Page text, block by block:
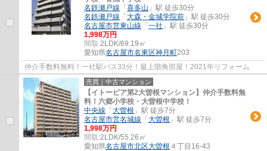
名鉄瀬戸線 「 喜多山 」駅 徒歩30分
名鉄瀬戸線 「 大森・金城学院前 」駅 徒歩30分
名古屋市営東山線 「 一社 」駅 徒歩30分
1,998万円
間取:2LDK/69.19㎡
愛知県名古屋市名東区神月町203
仲介手数料無料！一社駅バス33分！最上階角部屋！2021年リフォーム
売買｜中古マンション
【イトーピア第2大曽根マンション】仲介手数料無
料！六郷小学校・大曽根中学校！
中央線 「 大曽根 」駅 徒歩7分
名古屋市営名城線 「 大曽根 」駅 徒歩7分
1,998万円
間取:2LDK/55.26㎡
愛知県名古屋市北区大曽根 ４丁目16-43